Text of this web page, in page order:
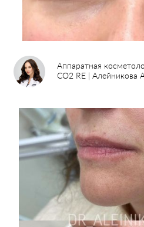
Аппаратная
CO2 RE | Алейникова